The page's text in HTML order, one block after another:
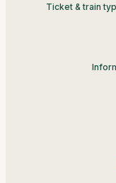
Ticket & train